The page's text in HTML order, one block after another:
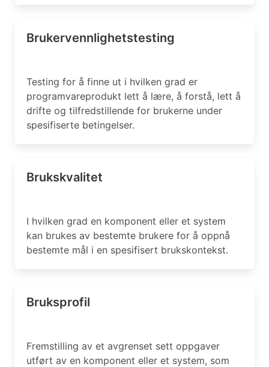
Brukervennlighetstesting
Testing for å finne ut i hvilken grad er
programvareprodukt lett å lære, å forstå, lett å
drifte og tilfredstillende for brukerne under
spesifiserte betingelser.
Brukskvalitet
I hvilken grad en komponent eller et system
kan brukes av bestemte brukere for å oppnå
bestemte mål i en spesifisert brukskontekst.
Bruksprofil
Fremstilling av et avgrenset sett oppgaver
utført av en komponent eller et system, som